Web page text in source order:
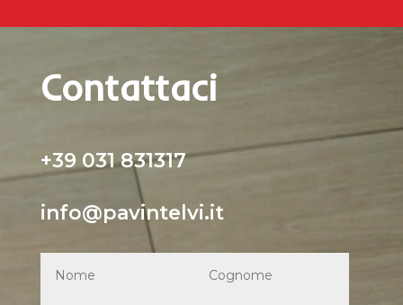
Contattaci
+39 031 831317
info@pavintelvi.it